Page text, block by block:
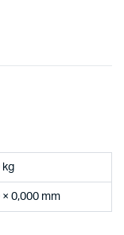
kg
× 0,000 mm